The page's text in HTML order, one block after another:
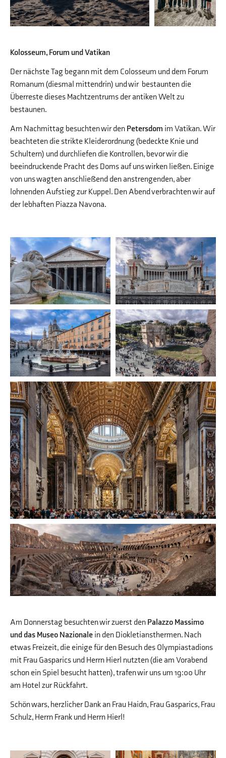
Kolosseum, Forum und Vatikan
Der nächste Tag begann mit dem Colosseum und dem Forum
Romanum (diesmal mittendrin) und wir bestaunten die
Überreste dieses Machtzentrums der antiken Welt zu
bestaunen.
Am Nachmittag besuchten wir den Petersdom im Vatikan. Wir
beachteten die strikte Kleiderordnung (bedeckte Knie und
Schultern) und durchliefen die Kontrollen, bevor wir die
beeindruckende Pracht des Doms auf uns wirken ließen. Einige
von uns wagten anschließend den anstrengenden, aber
lohnenden Aufstieg zur Kuppel. Den Abend verbrachten wir auf
der lebhaften Piazza Navona.
Am Donnerstag besuchten wir zuerst den Palazzo Massimo
und das Museo Nazionale in den Diokletiansthermen. Nach
etwas Freizeit, die einige für den Besuch des Olympiastadions
mit Frau Gasparics und Herrn Hierl nutzten (die am Vorabend
schon ein Spiel besucht hatten), trafen wir uns um 19:00 Uhr
am Hotel zur Rückfahrt.
Schön wars, herzlicher Dank an Frau Haidn, Frau Gasparics, Frau
Schulz, Herrn Frank und Herrn Hierl!